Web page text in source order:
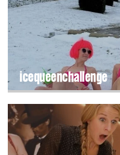
icequeenchallenge